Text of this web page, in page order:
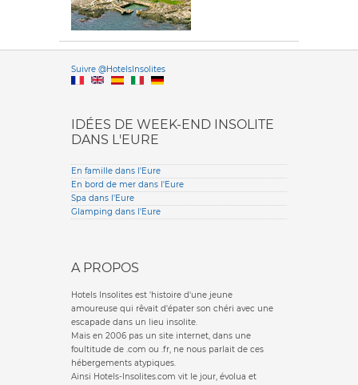
Suivre @HotelsInsolitesVersione
IDÉES DE WEEK-END INSOLITE
DANS L'EURE
En famille dans l'Eure
En bord de mer dans l'Eure
Spa dans l'Eure
Glamping dans l'Eure
A PROPOS
Hotels Insolites est 'histoire d'une jeune
amoureuse qui rêvait d'épater son chéri avec une
escapade dans un lieu insolite.
Mais en 2006 pas un site internet, dans une
foultitude de .com ou .fr, ne nous parlait de ces
hébergements atypiques.
Ainsi Hotels-Insolites.com vit le jour, évolua et